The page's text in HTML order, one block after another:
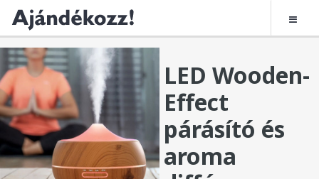
LED Wooden-
Effect
párásító és
aroma